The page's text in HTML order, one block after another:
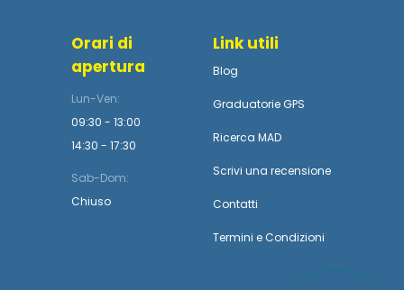
Orari di
apertura
Lun-Ven:
09:30 - 13:00
14:30 - 17:30
Sab-Dom:
Chiuso
Link utili
Blog
Graduatorie GPS
Ricerca MAD
Scrivi una recensione
Contatti
Termini e Condizioni